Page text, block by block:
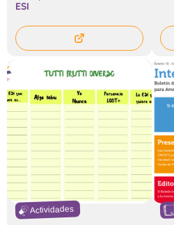
ESI
Actividades